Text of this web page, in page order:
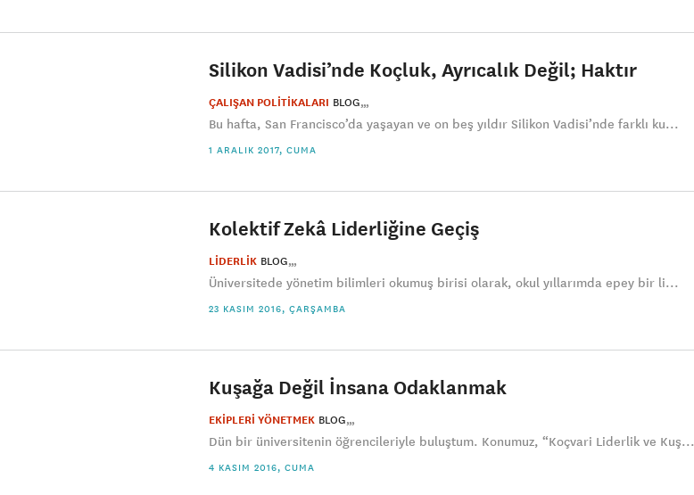
Silikon Vadisi’nde Koçluk, Ayrıcalık Değil; Haktır
ÇALIŞAN POLİTİKALARI BLOG
Bu hafta, San Francisco’da yaşayan ve on beş yıldır Silikon Vadisi’nde farklı ku...
1 ARALIK 2017, CUMA
Kolektif Zekâ Liderliğine Geçiş
LİDERLİK BLOG
Üniversitede yönetim bilimleri okumuş birisi olarak, okul yıllarımda epey bir li...
23 KASIM 2016, ÇARŞAMBA
Kuşağa Değil İnsana Odaklanmak
EKİPLERİ YÖNETMEK BLOG
Dün bir üniversitenin öğrencileriyle buluştum. Konumuz, “Koçvari Liderlik ve Kuş...
4 KASIM 2016, CUMA